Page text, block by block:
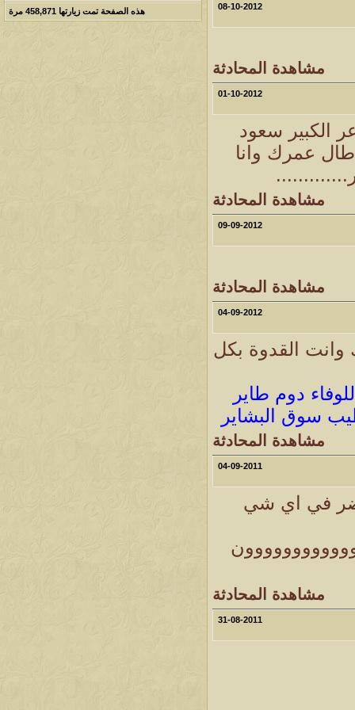
08-10-2012
مشاهدة المحادثة
01-10-2012
الكبير سعود
عمرك وانا
مشاهدة المحادثة
09-09-2012
مشاهدة المحادثة
04-09-2012
القدوة بكل
للوفاء دوم طاير
سوق البشاير
مشاهدة المحادثة
04-09-2011
حاضر في اي شي
مشاهدة المحادثة
31-08-2011
هذه الصفحة تمت زيارتها 458,871 مرة